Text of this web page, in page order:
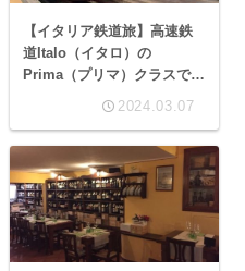
【イタリア鉄道旅】高速鉄
道Italo（イタロ）の
Prima（プリマ）クラスで快
2024.03.07